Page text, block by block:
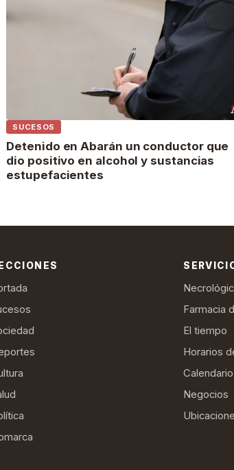
SUCESOS
Detenido en Abarán un conductor que
dio positivo en alcohol y sustancias
estupefacientes
Farmacia
El tiempo
Horarios
Calendario
Negocios